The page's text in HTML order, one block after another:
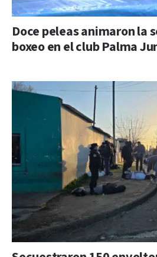
Doce peleas animaron la
boxeo en el club Palma